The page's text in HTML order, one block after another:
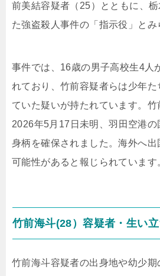
前美結容疑者（25）とともに、
た強盗殺人事件の「指示役」とみ
事件では、16歳の男子高校生4人
れており、竹前容疑者らは少年た
ていた疑いが持たれています。竹
2026年5月17日未明、羽田空港
身柄を確保されました。海外へ出
可能性があると報じられています
竹前海斗(28）容疑者・生い
竹前海斗容疑者の出身地や幼少期